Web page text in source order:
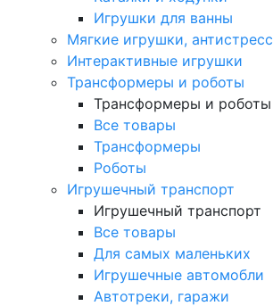
Игрушки для ванны
Мягкие игрушки, антистресс
Интерактивные игрушки
Трансформеры и роботы
Трансформеры и роботы
Все товары
Трансформеры
Роботы
Игрушечный транспорт
Игрушечный транспорт
Все товары
Для самых маленьких
Игрушечные автомобли
Автотреки, гаражи